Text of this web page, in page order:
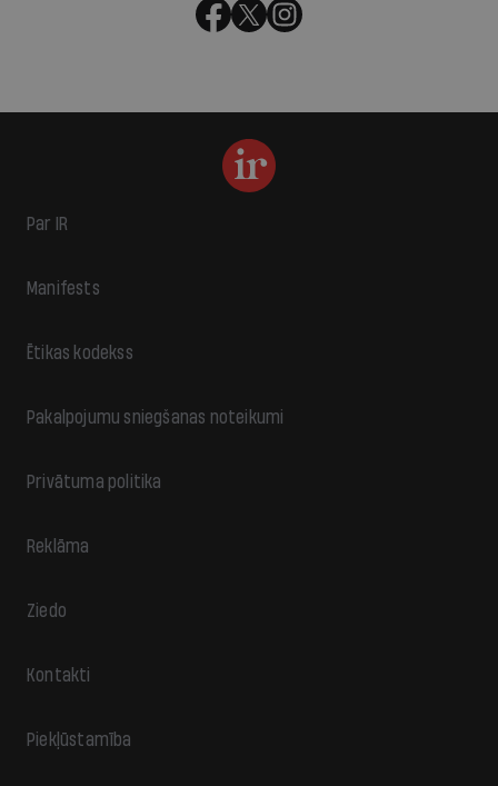
Par IR
Manifests
Ētikas kodekss
Pakalpojumu sniegšanas noteikumi
Privātuma politika
Reklāma
Ziedo
Kontakti
Piekļūstamība